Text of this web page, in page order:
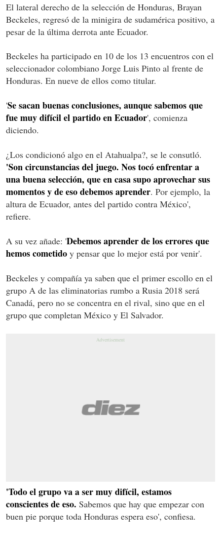
El lateral derecho de la selección de Honduras, Brayan
Beckeles, regresó de la minigira de sudamérica positivo, a
pesar de la última derrota ante Ecuador.
Beckeles ha participado en 10 de los 13 encuentros con el
seleccionador colombiano Jorge Luis Pinto al frente de
Honduras. En nueve de ellos como titular.
'Se sacan buenas conclusiones, aunque sabemos que
fue muy difícil el partido en Ecuador', comienza
diciendo.
¿Los condicionó algo en el Atahualpa?, se le consutló.
'Son circunstancias del juego. Nos tocó enfrentar a
una buena selección, que en casa supo aprovechar sus
momentos y de eso debemos aprender. Por ejemplo, la
altura de Ecuador, antes del partido contra México',
refiere.
A su vez añade: 'Debemos aprender de los errores que
hemos cometido y pensar que lo mejor está por venir'.
Beckeles y compañía ya saben que el primer escollo en el
grupo A de las eliminatorias rumbo a Rusia 2018 será
Canadá, pero no se concentra en el rival, sino que en el
grupo que completan México y El Salvador.
'Todo el grupo va a ser muy difícil, estamos
conscientes de eso. Sabemos que hay que empezar con
buen pie porque toda Honduras espera eso', confiesa.